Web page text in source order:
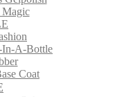
A-Bottle
Coat